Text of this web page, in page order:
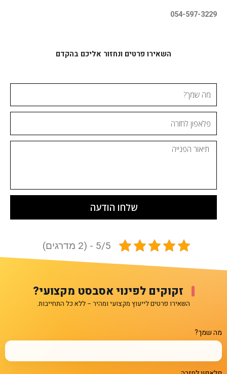
054-597-3229
השאירו פרטים ונחזור אליכם בהקדם
שמך?
לחזרה
ההודעה
שלחו הודעה
5/5 - (2 מדרגים)
זקוקים לפינוי אסבסט מקצועי?
השאירו פרטים לייעוץ מקצועי ומהיר – ללא כל התחייבות.
מה שמך?